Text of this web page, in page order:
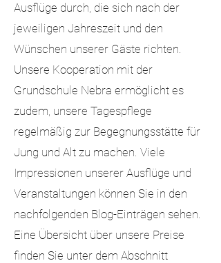
Ausflüge durch, die sich nach der
jeweiligen Jahreszeit und den
Wünschen unserer Gäste richten.
Unsere Kooperation mit der
Grundschule Nebra ermöglicht es
zudem, unsere Tagespflege
regelmäßig zur Begegnungsstätte für
Jung und Alt zu machen. Viele
Impressionen unserer Ausflüge und
Veranstaltungen können Sie in den
nachfolgenden Blog-Einträgen sehen.
Eine Übersicht über unsere Preise
finden Sie unter dem Abschnitt